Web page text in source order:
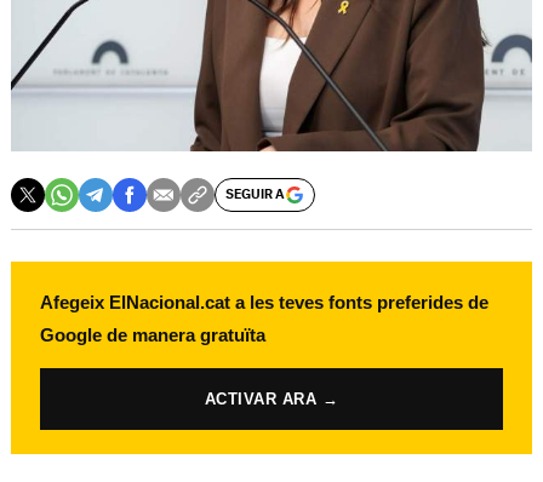
SEGUIR A
Afegeix ElNacional.cat a les teves fonts preferides de
Google de manera gratuïta
ACTIVAR ARA →